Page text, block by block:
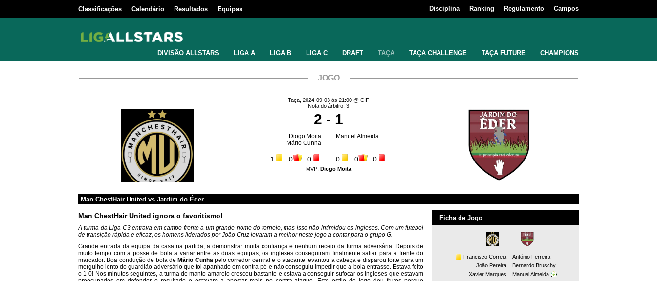
Classificações Calendário Resultados Equipas Disciplina Ranking Regulamento Campos
DIVISÃO ALLSTARS LIGA A LIGA B LIGA C DRAFT TAÇA TAÇA CHALLENGE TAÇA FUTURE CHAMPIONS
JOGO
Taça, 2024-09-03 às 21:00 @ CIF
Nota do árbitro: 3
2 - 1
Diogo Moita
Mário Cunha
Manuel Almeida
1 0 0 0 0 0
MVP: Diogo Moita
Man ChestHair United vs Jardim do Éder
Man ChestHair United ignora o favoritismo!
A turma da Liga C3 entrava em campo frente a um grande nome do torneio, mas isso não intimidou os ingleses. Com um futebol
de transição rápida e eficaz, os homens liderados por João Cruz levaram a melhor neste jogo a contar para o grupo G.
Grande entrada da equipa da casa na partida, a demonstrar muita confiança e nenhum receio da turma adversária. Depois de
muito tempo com a posse de bola a variar entre as duas equipas, os ingleses conseguiram finalmente saltar para a frente do
marcador: Boa condução de bola de Mário Cunhapelo corredor central e o atacante levantou a cabeça e disparou forte para um
mergulho lento do guardião adversário que foi apanhado em contra pé e não conseguiu impedir que a bola entrasse. Estava feito
o 1-0! Nos minutos seguintes, a turma de manto amarelo cresceu bastante e estava a conseguir sufocar os ingleses que estavam
Ficha de Jogo
Francisco Correia
António Ferreira
João Pereira
Bernardo Bruschy
Xavier Marques
Manuel Almeida